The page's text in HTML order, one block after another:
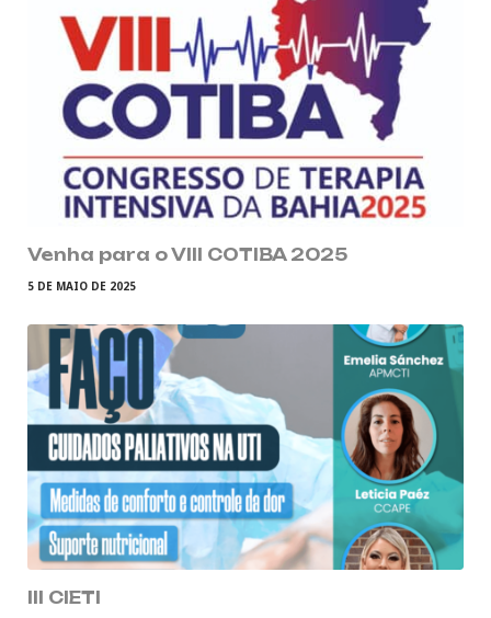
Venha para o VIII COTIBA 2025
5 DE MAIO DE 2025
III CIETI